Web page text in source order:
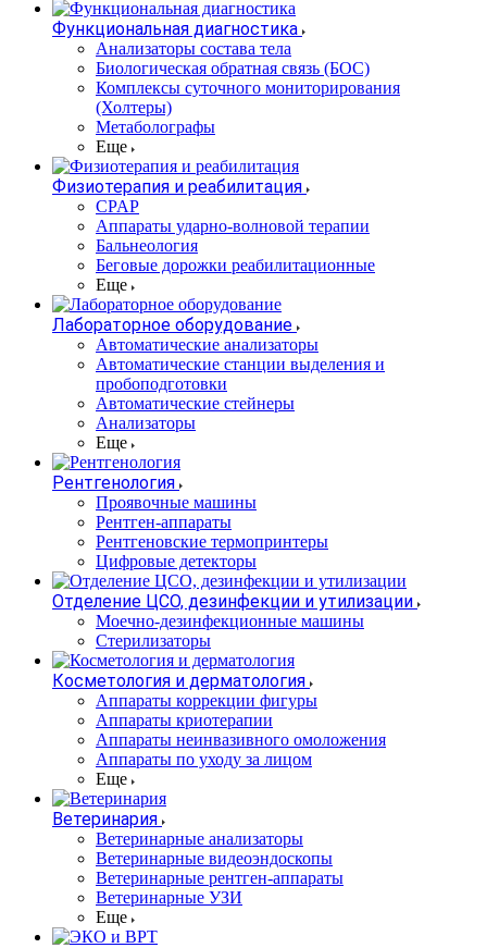
Функциональная диагностика
Анализаторы состава тела
Биологическая обратная связь (БОС)
Комплексы суточного мониторирования
(Холтеры)
Метаболографы
Еще
Физиотерапия и реабилитация
CPAP
Аппараты ударно-волновой терапии
Бальнеология
Беговые дорожки реабилитационные
Еще
Лабораторное оборудование
Автоматические анализаторы
Автоматические станции выделения и
пробоподготовки
Автоматические стейнеры
Анализаторы
Еще
Рентгенология
Проявочные машины
Рентген-аппараты
Рентгеновские термопринтеры
Цифровые детекторы
Отделение ЦСО, дезинфекции и утилизации
Моечно-дезинфекционные машины
Стерилизаторы
Косметология и дерматология
Аппараты коррекции фигуры
Аппараты криотерапии
Аппараты неинвазивного омоложения
Аппараты по уходу за лицом
Еще
Ветеринария
Ветеринарные анализаторы
Ветеринарные видеоэндоскопы
Ветеринарные рентген-аппараты
Ветеринарные УЗИ
Еще